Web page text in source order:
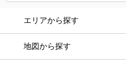
エリアから探す
地図から探す